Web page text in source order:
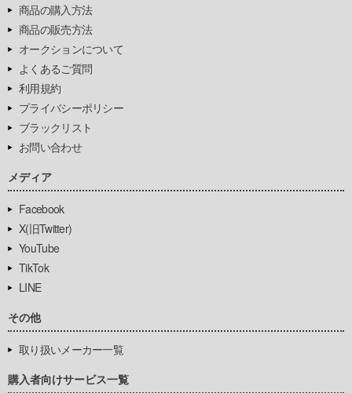
商品の購入方法
商品の販売方法
オークションについて
よくあるご質問
利用規約
プライバシーポリシー
ブラックリスト
お問い合わせ
メディア
Facebook
X(旧Twitter)
YouTube
TikTok
LINE
その他
取り扱いメーカー一覧
購入者向けサービス一覧